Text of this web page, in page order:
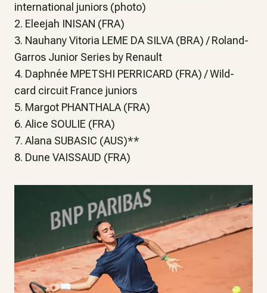
international juniors (photo)
2. Eleejah INISAN (FRA)
3. Nauhany Vitoria LEME DA SILVA (BRA) / Roland-
Garros Junior Series by Renault
4. Daphnée MPETSHI PERRICARD (FRA) / Wild-
card circuit France juniors
5. Margot PHANTHALA (FRA)
6. Alice SOULIE (FRA)
7. Alana SUBASIC (AUS)**
8. Dune VAISSAUD (FRA)